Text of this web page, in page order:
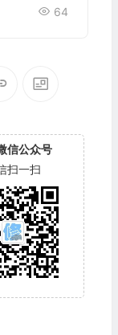
64
信公众号
扫一扫